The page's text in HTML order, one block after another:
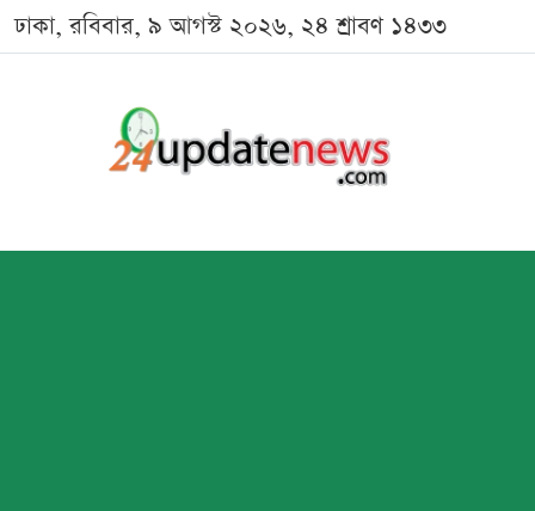
ঢাকা, রবিবার, ৯ আগস্ট ২০২৬, ২৪ শ্রাবণ ১৪৩৩